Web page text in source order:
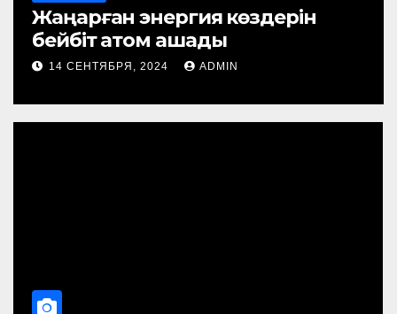
Жаңарған энергия көздерін
бейбіт атом ашады
14 СЕНТЯБРЯ, 2024 ADMIN